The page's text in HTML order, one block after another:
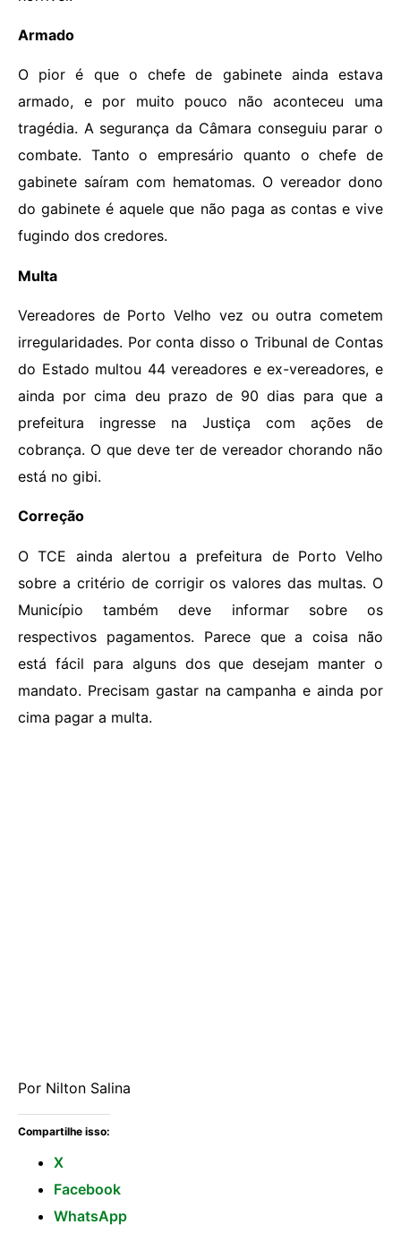
Armado
O pior é que o chefe de gabinete ainda estava
armado, e por muito pouco não aconteceu uma
tragédia. A segurança da Câmara conseguiu parar o
combate. Tanto o empresário quanto o chefe de
gabinete saíram com hematomas. O vereador dono
do gabinete é aquele que não paga as contas e vive
fugindo dos credores.
Multa
Vereadores de Porto Velho vez ou outra cometem
irregularidades. Por conta disso o Tribunal de Contas
do Estado multou 44 vereadores e ex-vereadores, e
ainda por cima deu prazo de 90 dias para que a
prefeitura ingresse na Justiça com ações de
cobrança. O que deve ter de vereador chorando não
está no gibi.
Correção
O TCE ainda alertou a prefeitura de Porto Velho
sobre a critério de corrigir os valores das multas. O
Município também deve informar sobre os
respectivos pagamentos. Parece que a coisa não
está fácil para alguns dos que desejam manter o
mandato. Precisam gastar na campanha e ainda por
cima pagar a multa.
Por Nilton Salina
Compartilhe isso:
X
Facebook
WhatsApp